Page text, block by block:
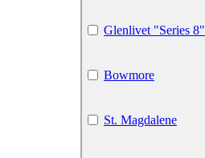
Glenlivet "Series 8"
Bowmore
St. Magdalene